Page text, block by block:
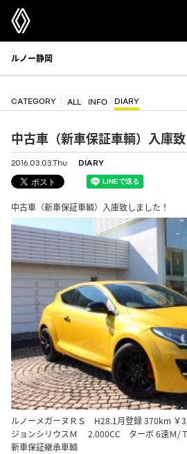
ルノー静岡
CATEGORY ALL INFO DIARY
中古車（新車保証車輌）入庫致
2016.03.03.Thu DIARY
中古車（新車保証車輌）入庫致しました！
ルノーメガーヌＲＳ H28.1月登録 370km ￥
ジョンシリウスＭ 2.000CC ターボ 6速Ｍ/Ｔ
新車保証継承車輌